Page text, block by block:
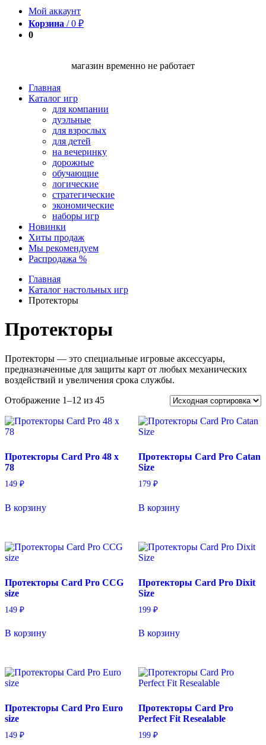
Мой аккаунт
Корзина /0 ₽
0
магазин временно не работает
Главная
Каталог игр
для компании
дуэльные
для взрослых
для детей
на вечеринку
дорожные
обучающие
логические
стратегические
экономические
наборы игр
Новинки
Хиты продаж
Мы рекомендуем
Распродажа %
Главная
Каталог настольных игр
Протекторы
Протекторы
Протекторы — это специальные игровые аксессуары,
предназначенные для защиты карт от любых механических
воздействий и увеличения срока службы.
Отображение 1–12 из 45
Протекторы Card Pro 48 х
78
149 ₽
В корзину
Протекторы Card Pro Catan
Size
179 ₽
В корзину
Протекторы Card Pro CCG
size
149 ₽
В корзину
Протекторы Card Pro Dixit
Size
199 ₽
В корзину
Протекторы Card Pro Euro
size
149 ₽
Протекторы Card Pro
Perfect Fit Resealable
199 ₽